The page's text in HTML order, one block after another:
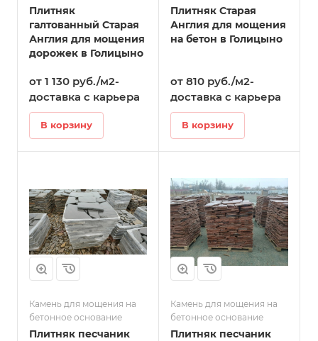
Плитняк
галтованный Старая
Англия для мощения
дорожек в Голицыно
от 1 130 руб./м2-
доставка с карьера
В корзину
Плитняк Старая
Англия для мощения
на бетон в Голицыно
от 810 руб./м2-
доставка с карьера
В корзину
Камень для мощения на
бетонное основание
Плитняк песчаник
Камень для мощения на
бетонное основание
Плитняк песчаник